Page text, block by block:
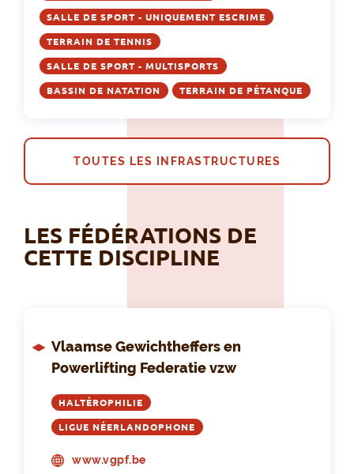
SALLE DE SPORT - UNIQUEMENT ESCRIME
TERRAIN DE TENNIS
SALLE DE SPORT - MULTISPORTS
BASSIN DE NATATION TERRAIN DE PÉTANQUE
TOUTES LES INFRASTRUCTURES
LES FÉDÉRATIONS DE
CETTE DISCIPLINE
Vlaamse Gewichtheffers en
Powerlifting Federatie vzw
HALTÉROPHILIE
LIGUE NÉERLANDOPHONE
www.vgpf.be